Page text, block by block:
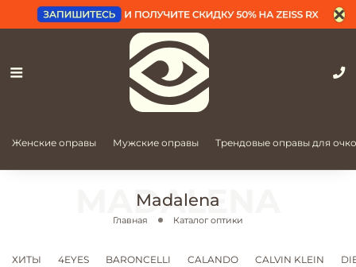
Женские оправы Мужские оправы Трендовые оправы для
Madalena
Главная Каталог оптики
ХИТЫ 4EYES BARONCELLI CALANDO CALVIN KLEIN